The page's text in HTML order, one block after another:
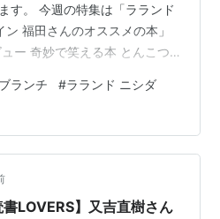
す。 今週の特集は「ラランド
福田さんのオススメの本」
ー 奇妙で笑える本 とんこつ
感想 合わせておすすめ 福田
える本 とんこつQ&A：今村夏
村夏子 講談社 Amazon 福田さ
てメモする主人公。「全部お
いですけど、まぁいちばん…
ランチ #ラランド ニシダ
書LOVERS】又吉直樹さん